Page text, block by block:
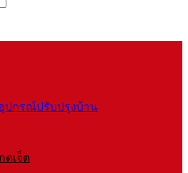
ปกรณ์ปรับปรุงบ้าน
เจ็ต